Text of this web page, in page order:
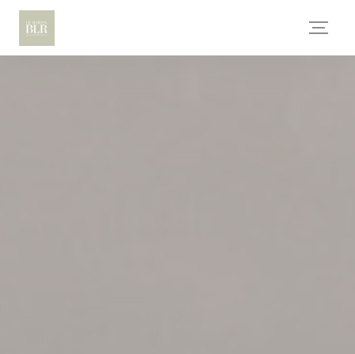
Personnalisation de vos choix en matière de cookies